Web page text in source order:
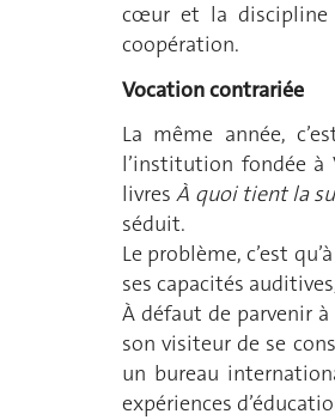
cœur et la discipline
coopération.
Vocation contrariée
La même année,
l’institution fondée à
livresÀ quoi tient la
séduit.
Le problème, c’est
ses capacités
À défaut de parvenir à
son visiteur de se
un bureau
expériences